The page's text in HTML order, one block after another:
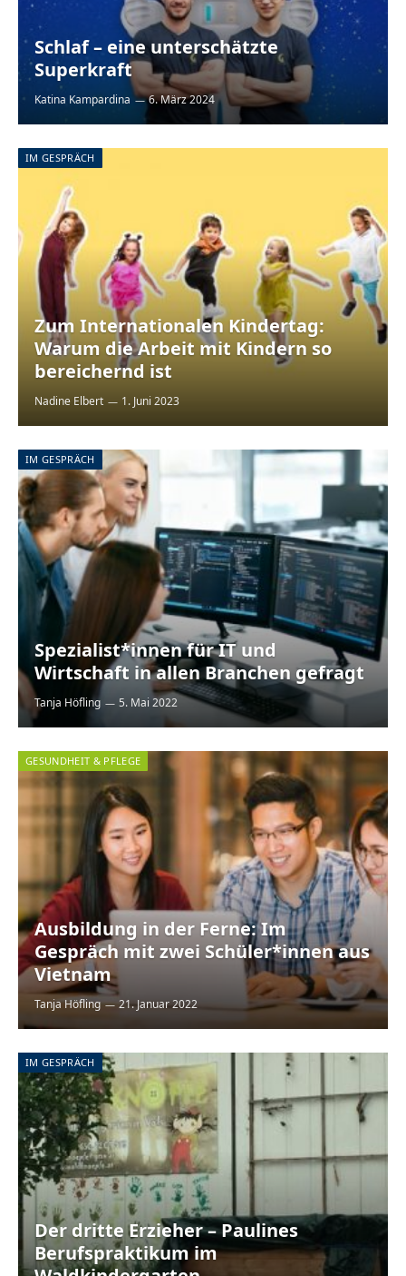
Schlaf – eine unterschätzte
Superkraft
Katina Kampardina 6. März 2024
IM GESPRÄCH
Zum Internationalen Kindertag:
Warum die Arbeit mit Kindern so
bereichernd ist
Nadine Elbert 1. Juni 2023
IM GESPRÄCH
Spezialist*innen für IT und
Wirtschaft in allen Branchen gefragt
Tanja Höfling 5. Mai 2022
GESUNDHEIT & PFLEGE
Ausbildung in der Ferne: Im
Gespräch mit zwei Schüler*innen aus
Vietnam
Tanja Höfling 21. Januar 2022
IM GESPRÄCH
Der dritte Erzieher – Paulines
Berufspraktikum im